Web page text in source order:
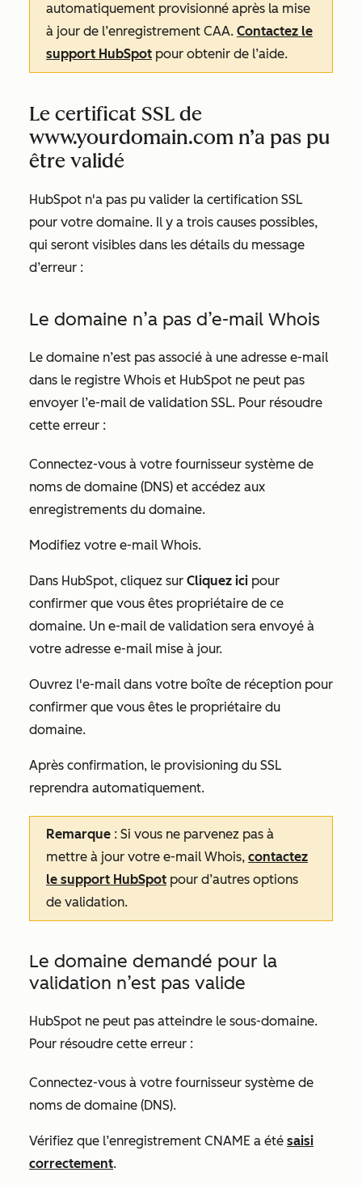
automatiquement provisionné après la mise
à jour de l’enregistrement CAA. Contactez le
support HubSpot pour obtenir de l’aide.
Le certificat SSL de
www.yourdomain.com n’a pas pu
être validé
HubSpot n'a pas pu valider la certification SSL
pour votre domaine. Il y a trois causes possibles,
qui seront visibles dans les détails du message
d’erreur :
Le domaine n’a pas d’e-mail Whois
Le domaine n’est pas associé à une adresse e-mail
dans le registre Whois et HubSpot ne peut pas
envoyer l’e-mail de validation SSL. Pour résoudre
cette erreur :
Connectez-vous à votre fournisseur système de
noms de domaine (DNS) et accédez aux
enregistrements du domaine.
Modifiez votre e-mail Whois.
Dans HubSpot, cliquez sur Cliquez ici pour
confirmer que vous êtes propriétaire de ce
domaine. Un e-mail de validation sera envoyé à
votre adresse e-mail mise à jour.
Ouvrez l'e-mail dans votre boîte de réception pour
confirmer que vous êtes le propriétaire du
domaine.
Après confirmation, le provisioning du SSL
reprendra automatiquement.
Remarque : Si vous ne parvenez pas à
mettre à jour votre e-mail Whois, contactez
le support HubSpot pour d’autres options
de validation.
Le domaine demandé pour la
validation n’est pas valide
HubSpot ne peut pas atteindre le sous-domaine.
Pour résoudre cette erreur :
Connectez-vous à votre fournisseur système de
noms de domaine (DNS).
Vérifiez que l’enregistrement CNAME a été saisi
correctement.